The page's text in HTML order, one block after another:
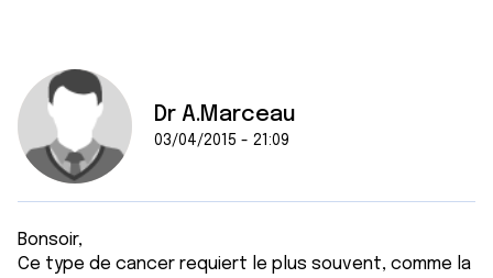
Dr A.Marceau
03/04/2015 - 21:09
Bonsoir,
Ce type de cancer requiert le plus souvent, comme la